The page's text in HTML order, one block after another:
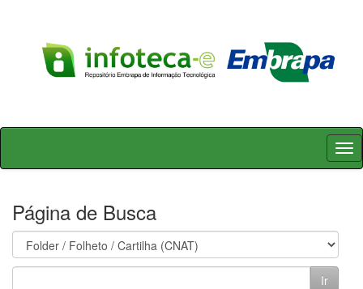
Skip
Página de Busca